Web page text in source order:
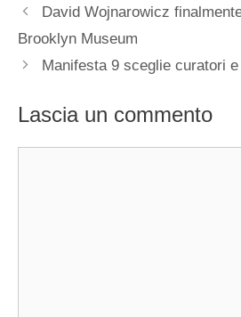
David Wojnarowicz
Brooklyn Museum
Manifesta 9 sceglie curatori
Lascia un commento